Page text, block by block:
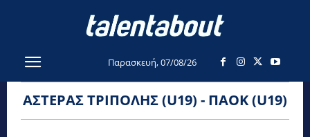
Παρασκευή, 07/08/26
ΑΣΤΈΡΑΣ ΤΡΊΠΟΛΗΣ (U19) - ΠΑΟΚ (U19)